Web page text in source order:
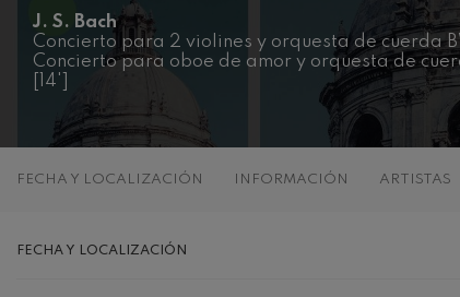
J. S. Bach
Concierto para 2 violines y orquesta de cuerda
Concierto para oboe de amor y orquesta de
[14']
FECHA Y LOCALIZACIÓN INFORMACIÓN ARTISTAS
FECHA Y LOCALIZACIÓN
C.
C. Franck
J.
J. C.